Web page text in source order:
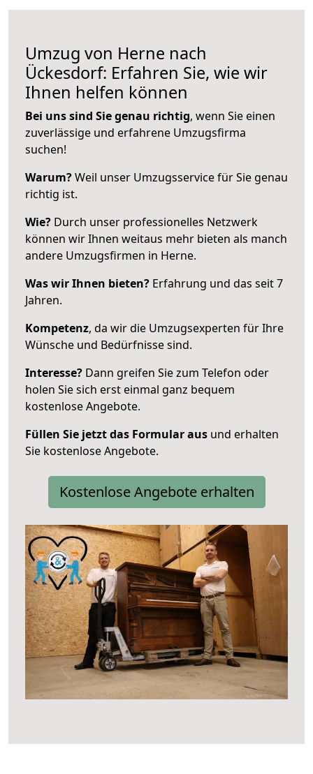
Umzug von Herne nach
Ückesdorf: Erfahren Sie, wie wir
Ihnen helfen können
Bei uns sind Sie genau richtig, wenn Sie einen
zuverlässige und erfahrene Umzugsfirma
suchen!
Warum?Weil unser Umzugsservice für Sie genau
richtig ist.
Wie? Durch unser professionelles Netzwerk
können wir Ihnen weitaus mehr bieten als manch
andere Umzugsfirmen in Herne.
Was wir Ihnen bieten? Erfahrung und das seit 7
Jahren.
Kompetenz, da wir die Umzugsexperten für Ihre
Wünsche und Bedürfnisse sind.
Interesse? Dann greifen Sie zum Telefon oder
holen Sie sich erst einmal ganz bequem
kostenlose Angebote.
Füllen Sie jetzt das Formular aus und erhalten
Sie kostenlose Angebote.
Kostenlose Angebote erhalten